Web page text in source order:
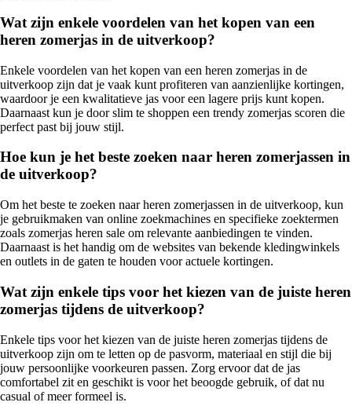
Wat zijn enkele voordelen van het kopen van een
heren zomerjas in de uitverkoop?
Enkele voordelen van het kopen van een heren zomerjas in de
uitverkoop zijn dat je vaak kunt profiteren van aanzienlijke kortingen,
waardoor je een kwalitatieve jas voor een lagere prijs kunt kopen.
Daarnaast kun je door slim te shoppen een trendy zomerjas scoren die
perfect past bij jouw stijl.
Hoe kun je het beste zoeken naar heren zomerjassen in
de uitverkoop?
Om het beste te zoeken naar heren zomerjassen in de uitverkoop, kun
je gebruikmaken van online zoekmachines en specifieke zoektermen
zoals zomerjas heren sale om relevante aanbiedingen te vinden.
Daarnaast is het handig om de websites van bekende kledingwinkels
en outlets in de gaten te houden voor actuele kortingen.
Wat zijn enkele tips voor het kiezen van de juiste heren
zomerjas tijdens de uitverkoop?
Enkele tips voor het kiezen van de juiste heren zomerjas tijdens de
uitverkoop zijn om te letten op de pasvorm, materiaal en stijl die bij
jouw persoonlijke voorkeuren passen. Zorg ervoor dat de jas
comfortabel zit en geschikt is voor het beoogde gebruik, of dat nu
casual of meer formeel is.